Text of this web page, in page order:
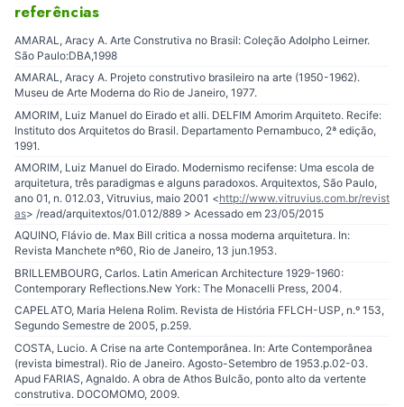
referências
AMARAL, Aracy A. Arte Construtiva no Brasil: Coleção Adolpho Leirner.
São Paulo:DBA,1998
AMARAL, Aracy A. Projeto construtivo brasileiro na arte (1950-1962).
Museu de Arte Moderna do Rio de Janeiro, 1977.
AMORIM, Luiz Manuel do Eirado et alli. DELFIM Amorim Arquiteto. Recife:
Instituto dos Arquitetos do Brasil. Departamento Pernambuco, 2ª edição,
1991.
AMORIM, Luiz Manuel do Eirado. Modernismo recifense: Uma escola de
arquitetura, três paradigmas e alguns paradoxos. Arquitextos, São Paulo,
ano 01, n. 012.03, Vitruvius, maio 2001 <http://www.vitruvius.com.br/revist
as> /read/arquitextos/01.012/889 > Acessado em 23/05/2015
AQUINO, Flávio de. Max Bill critica a nossa moderna arquitetura. In:
Revista Manchete nº60, Rio de Janeiro, 13 jun.1953.
BRILLEMBOURG, Carlos. Latin American Architecture 1929-1960:
Contemporary Reflections.New York: The Monacelli Press, 2004.
CAPELATO, Maria Helena Rolim. Revista de História FFLCH-USP, n.º 153,
Segundo Semestre de 2005, p.259.
COSTA, Lucio. A Crise na arte Contemporânea. In: Arte Contemporânea
(revista bimestral). Rio de Janeiro. Agosto-Setembro de 1953.p.02-03.
Apud FARIAS, Agnaldo. A obra de Athos Bulcão, ponto alto da vertente
construtiva. DOCOMOMO, 2009.